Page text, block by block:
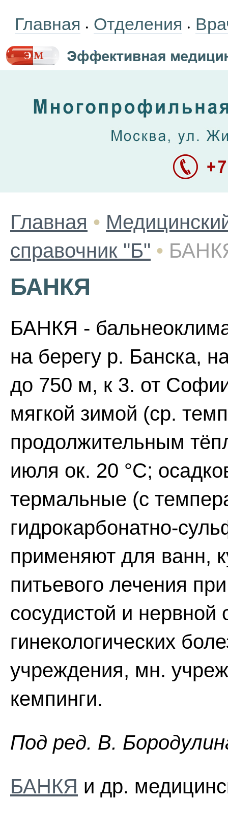
Главная • Отделения •
Главная •
справочник "Б" •
БАНКЯ
БАНКЯ -
на берегу р. Банска,
до 750 м, к 3. от
мягкой зимой (ср.
продолжительным
июля ок. 20 °С;
термальные (с
гидрокарбонатно-
применяют для ванн,
питьевого лечения
сосудистой и нервной
гинекологических
учреждения, мн.
кемпинги.
Пoд peд. B.
БАНКЯ и др.